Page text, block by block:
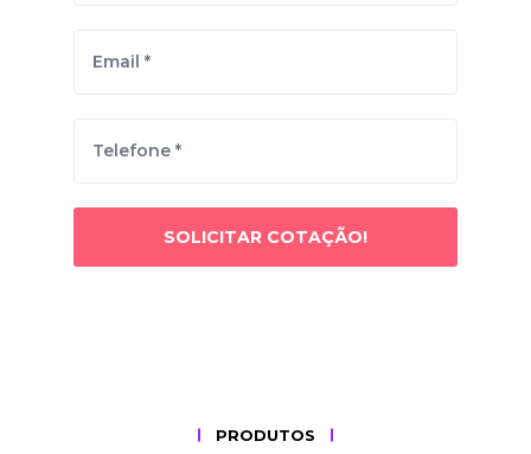
SOLICITAR COTAÇÃO!
PRODUTOS